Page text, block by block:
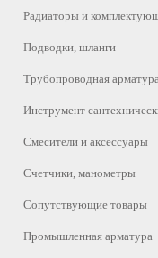
Радиаторы и
Подводки, шланги
Трубопроводная
Инструмент
Смесители и аксессуары
Счетчики, манометры
Сопутствующие товары
Промышленная арматура